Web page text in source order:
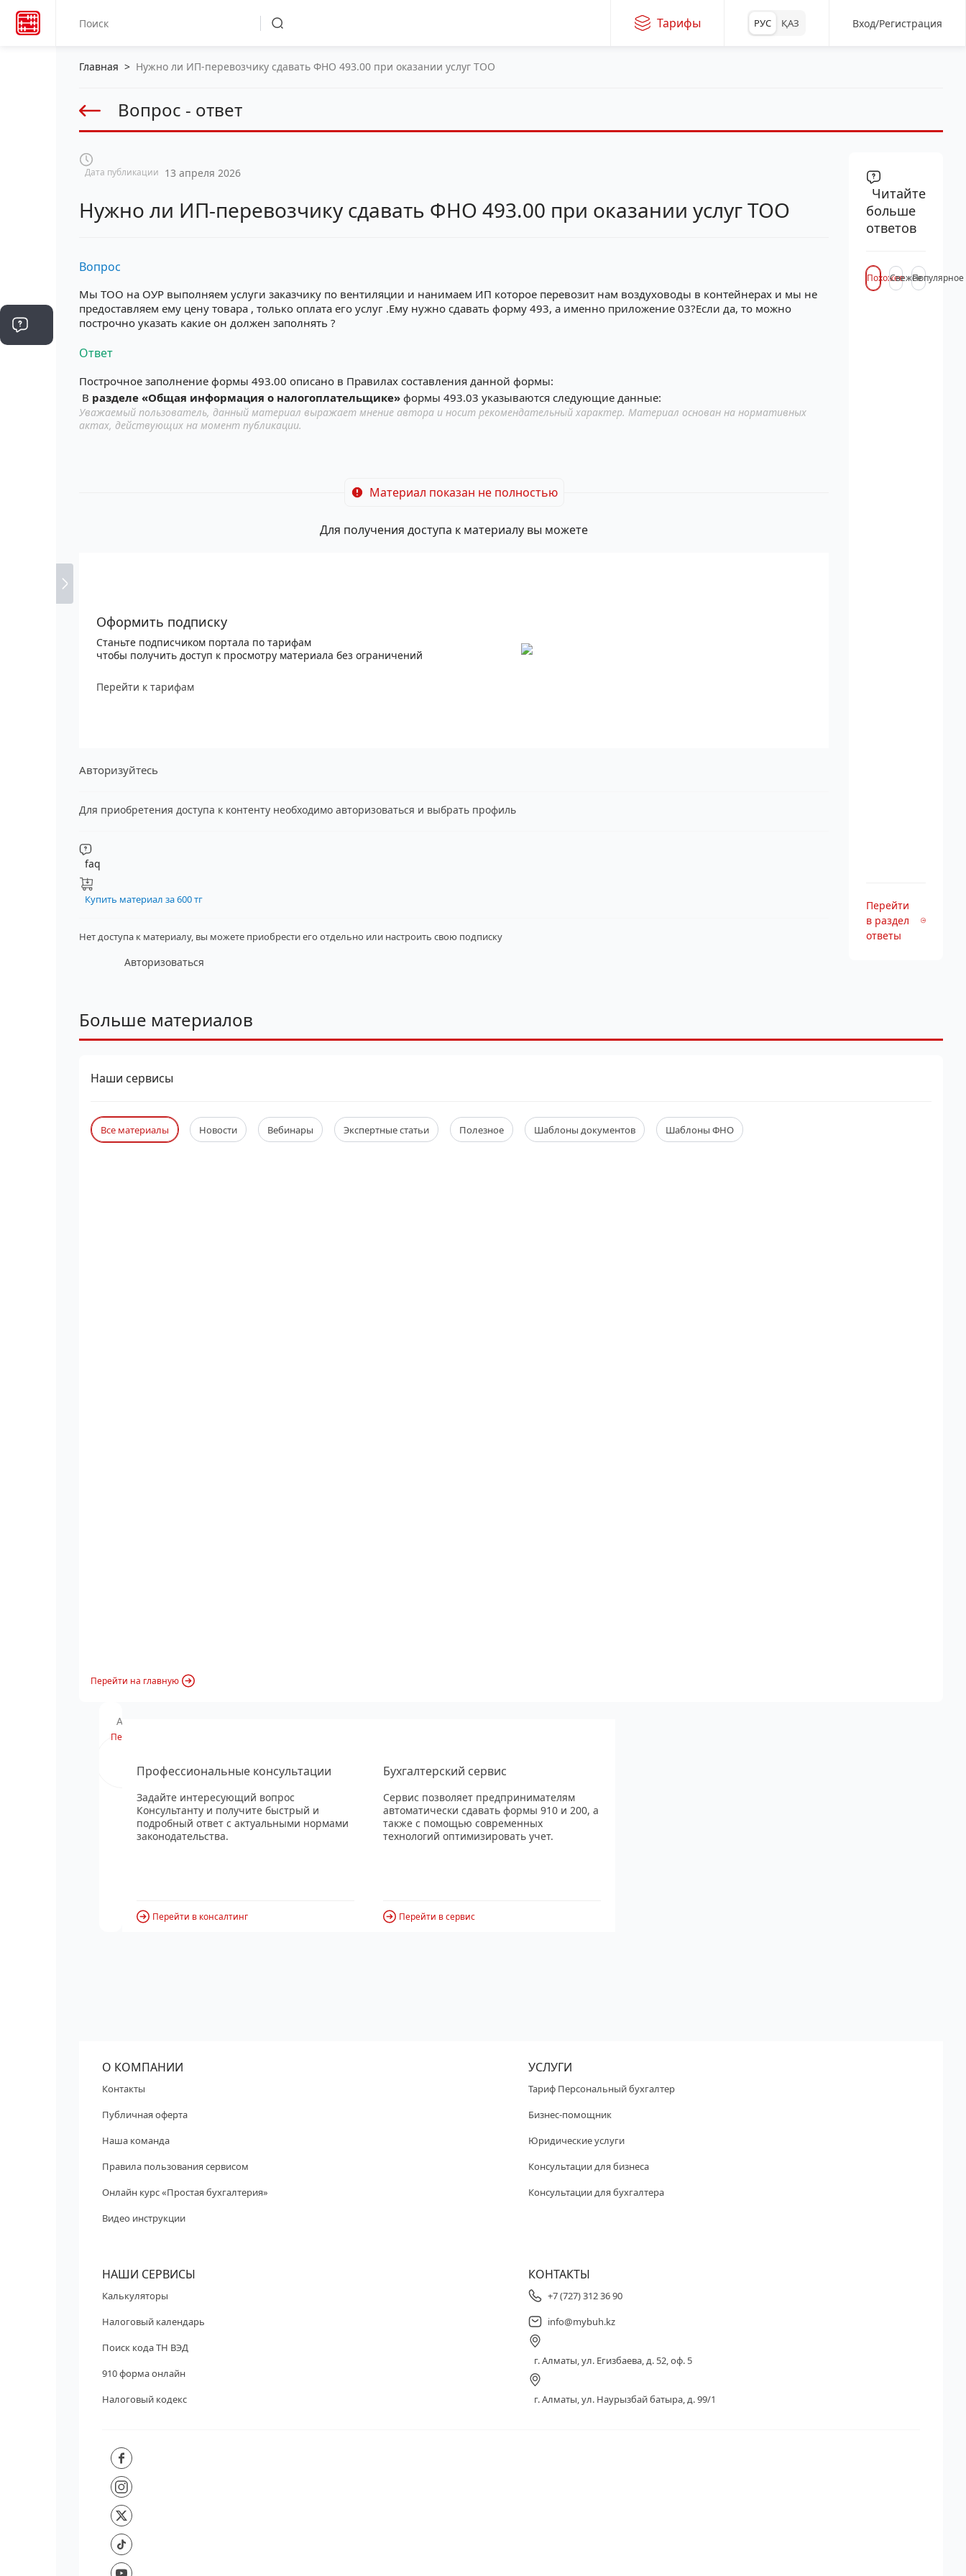
Тарифы РУС ҚАЗ Вход/Регистрация
Главная > Нужно ли ИП-перевозчику сдавать ФНО 493.00 при оказании услуг ТОО
Вопрос - ответ
Дата публикации 13 апреля 2026
Нужно ли ИП-перевозчику сдавать ФНО 493.00 при оказании услуг ТОО
Вопрос
Мы ТОО на ОУР выполняем услуги заказчику по вентиляции и нанимаем ИП которое перевозит нам воздуховоды в контейнерах и мы не
предоставляем ему цену товара , только оплата его услуг .Ему нужно сдавать форму 493, а именно приложение 03?Если да, то можно
построчно указать какие он должен заполнять ?
Ответ
Построчное заполнение формы 493.00 описано в Правилах составления данной формы:
В разделе «Общая информация о налогоплательщике» формы 493.03 указываются следующие данные:
Уважаемый пользователь, данный материал выражает мнение автора и носит рекомендательный характер. Материал основан на нормативных
актах, действующих на момент публикации.
Материал показан не полностью
Для получения доступа к материалу вы можете
Оформить подписку
Станьте подписчиком портала по тарифам
чтобы получить доступ к просмотру материала без ограничений
Перейти к тарифам
Авторизуйтесь
Для приобретения доступа к контенту необходимо авторизоваться и выбрать профиль
faq
Купить материал за 600 тг
Нет доступа к материалу, вы можете приобрести его отдельно или настроить свою подписку
Авторизоваться
Читайте
больше
ответов
ПохожееСвежееПопулярное
Перейти
в раздел
ответы
Больше материалов
Наши сервисы
Все материалы Новости Вебинары Экспертные статьи Полезное Шаблоны документов Шаблоны ФНО
Перейти на главную
Анонс вебинара
Перейти
Профессиональные консультации
Задайте интересующий вопрос
Консультанту и получите быстрый и
подробный ответ с актуальными нормами
законодательства.
Перейти в консалтинг
Бухгалтерский сервис
Сервис позволяет предпринимателям
автоматически сдавать формы 910 и 200, а
также с помощью современных
технологий оптимизировать учет.
Перейти в сервис
О КОМПАНИИ
Контакты
Публичная оферта
Наша команда
Правила пользования сервисом
Онлайн курс «Простая бухгалтерия»
Видео инструкции
УСЛУГИ
Тариф Персональный бухгалтер
Бизнес-помощник
Юридические услуги
Консультации для бизнеса
Консультации для бухгалтера
НАШИ СЕРВИСЫ
Калькуляторы
Налоговый календарь
Поиск кода ТН ВЭД
910 форма онлайн
Налоговый кодекс
КОНТАКТЫ
+7 (727) 312 36 90
info@mybuh.kz
г. Алматы, ул. Егизбаева, д. 52, оф. 5
г. Алматы, ул. Наурызбай батыра, д. 99/1